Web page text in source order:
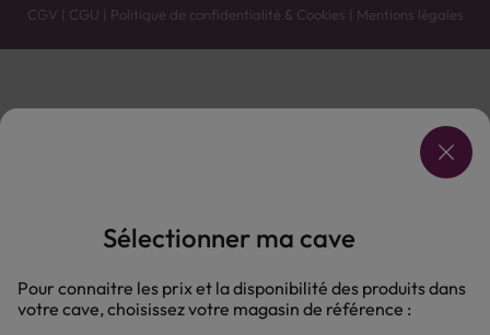
CGV | CGU | Politique de confidentialité & Cookies | Mentions légales
Vente uniquement en caves. Contactez votre caviste pour plus de renseignements.
L'ABUS D'ALCOOL EST DANGEREUX POUR LA SANTÉ, À CONSOMMER AVEC MODÉRATION.
Sélectionner ma cave
Pour connaitre les prix et la disponibilité des produits dans
votre cave, choisissez votre magasin de référence :